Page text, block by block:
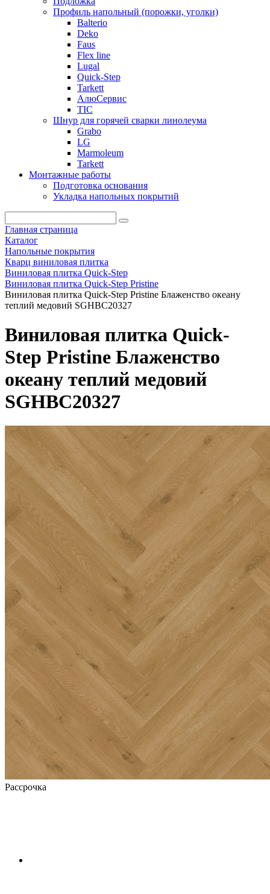
Профиль напольный (порожки, уголки)
Balterio
Deko
Faus
Flex line
Lugal
Quick-Step
Tarkett
АлюСервис
ТІС
Шнур для горячей сварки линолеума
Grabo
LG
Marmoleum
Tarkett
Монтажные работы
Подготовка основания
Укладка напольных покрытий
Главная страница
Каталог
Напольные покрытия
Кварц виниловая плитка
Виниловая плитка Quick-Step
Виниловая плитка Quick-Step Pristine
Виниловая плитка Quick-Step Pristine Блаженство океану
теплий медовий SGHBC20327
Виниловая плитка Quick-
Step Pristine Блаженство
океану теплий медовий
SGHBC20327
Рассрочка